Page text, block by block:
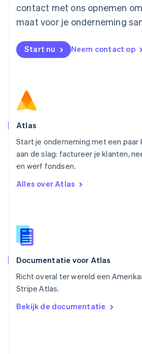
contact met ons opnemen
maat voor je onderneming
Start nu Neem contact op
Atlas
Start je onderneming met een paar
aan de slag: factureer je klanten,
en werf fondsen.
Alles over Atlas
Documentatie voor Atlas
Richt overal ter wereld een
Stripe Atlas.
Bekijk de documentatie
Nederland
NederlandsEnglish
English
Noorwegen
English
Portugal
Português
English
Singapore
English简体中文
EnglishItaliano
Español
Thailand
Tsjechië
Vasteland van China
简体中文English
English